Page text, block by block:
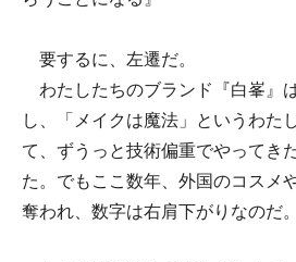
要するに、左遷だ。
わたしたちのブランド『白峯』
し、「メイクは魔法」というわた
て、ずうっと技術偏重でやってき
た。でもここ数年、外国のコスメ
奪われ、数字は右肩下がりなのだ。